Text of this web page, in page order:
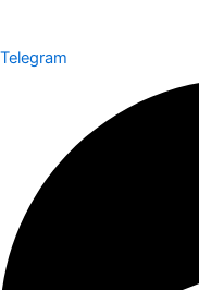
Telegram